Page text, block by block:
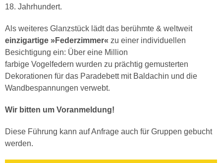
18. Jahrhundert.
Als weiteres Glanzstück lädt das berühmte & weltweit
einzigartige »Federzimmer« zu einer individuellen
Besichtigung ein: Über eine Million
farbige Vogelfedern wurden zu prächtig gemusterten
Dekorationen für das Paradebett mit Baldachin und die
Wandbespannungen verwebt.
Wir bitten um Voranmeldung!
Diese Führung kann auf Anfrage auch für Gruppen gebucht
werden.